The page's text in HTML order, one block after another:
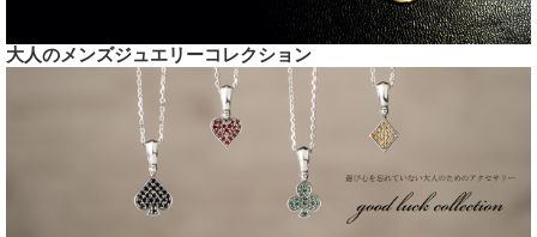
大人のメンズジュエリーコレクション